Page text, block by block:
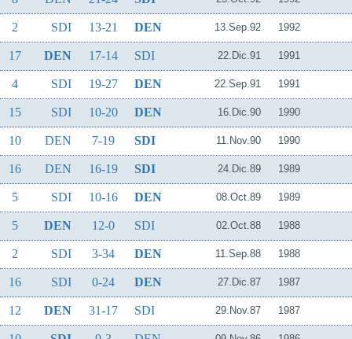
2 SDI 13-21 DEN 13.Sep.92 1992
17 DEN 17-14 SDI 22.Dic.91 1991
4 SDI 19-27 DEN 22.Sep.91 1991
15 SDI 10-20 DEN 16.Dic.90 1990
10 DEN 7-19 SDI 11.Nov.90 1990
16 DEN 16-19 SDI 24.Dic.89 1989
5 SDI 10-16 DEN 08.Oct.89 1989
5 DEN 12-0 SDI 02.Oct.88 1988
2 SDI 3-34 DEN 11.Sep.88 1988
16 SDI 0-24 DEN 27.Dic.87 1987
12 DEN 31-17 SDI 29.Nov.87 1987